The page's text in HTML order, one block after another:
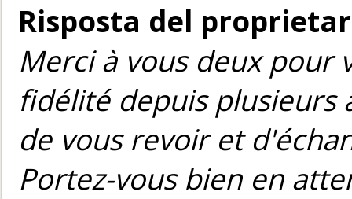
Risposta del
Merci à vous deux
fidélité depuis plusieurs
de vous revoir et
Portez-vous bien en